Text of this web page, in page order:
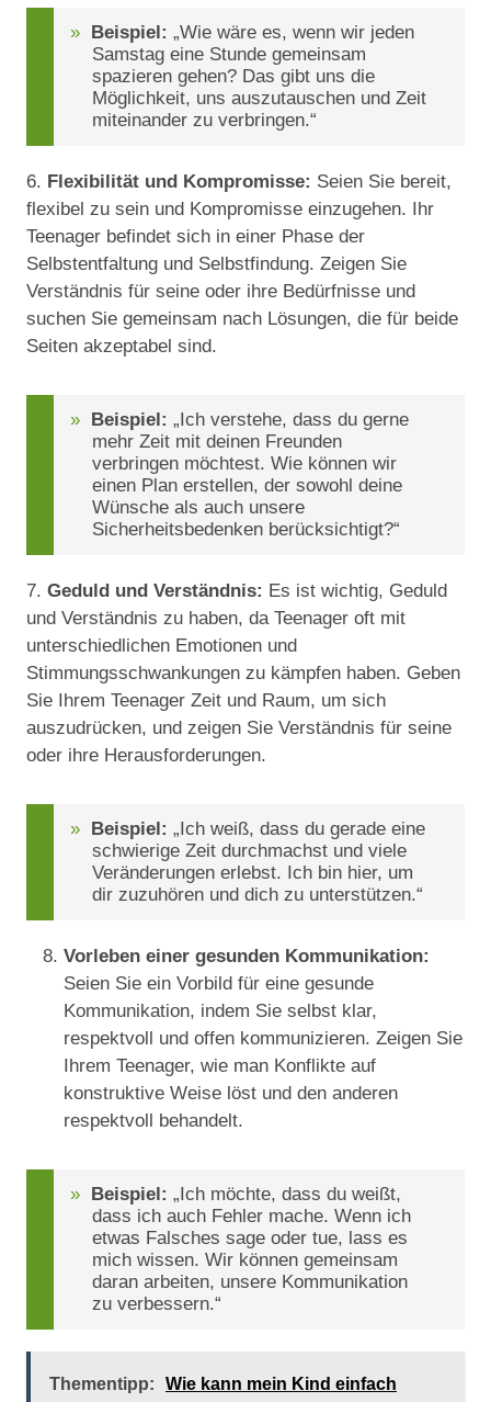
Beispiel: „Wie wäre es, wenn wir jeden
Samstag eine Stunde gemeinsam
spazieren gehen? Das gibt uns die
Möglichkeit, uns auszutauschen und Zeit
miteinander zu verbringen.“
6. Flexibilität und Kompromisse: Seien Sie bereit,
flexibel zu sein und Kompromisse einzugehen. Ihr
Teenager befindet sich in einer Phase der
Selbstentfaltung und Selbstfindung. Zeigen Sie
Verständnis für seine oder ihre Bedürfnisse und
suchen Sie gemeinsam nach Lösungen, die für beide
Seiten akzeptabel sind.
Beispiel: „Ich verstehe, dass du gerne
mehr Zeit mit deinen Freunden
verbringen möchtest. Wie können wir
einen Plan erstellen, der sowohl deine
Wünsche als auch unsere
Sicherheitsbedenken berücksichtigt?“
7. Geduld und Verständnis: Es ist wichtig, Geduld
und Verständnis zu haben, da Teenager oft mit
unterschiedlichen Emotionen und
Stimmungsschwankungen zu kämpfen haben. Geben
Sie Ihrem Teenager Zeit und Raum, um sich
auszudrücken, und zeigen Sie Verständnis für seine
oder ihre Herausforderungen.
Beispiel: „Ich weiß, dass du gerade eine
schwierige Zeit durchmachst und viele
Veränderungen erlebst. Ich bin hier, um
dir zuzuhören und dich zu unterstützen.“
Vorleben einer gesunden Kommunikation:
Seien Sie ein Vorbild für eine gesunde
Kommunikation, indem Sie selbst klar,
respektvoll und offen kommunizieren. Zeigen Sie
Ihrem Teenager, wie man Konflikte auf
konstruktive Weise löst und den anderen
respektvoll behandelt.
Beispiel: „Ich möchte, dass du weißt,
dass ich auch Fehler mache. Wenn ich
etwas Falsches sage oder tue, lass es
mich wissen. Wir können gemeinsam
daran arbeiten, unsere Kommunikation
zu verbessern.“
Thementipp:
Wie kann mein Kind einfach